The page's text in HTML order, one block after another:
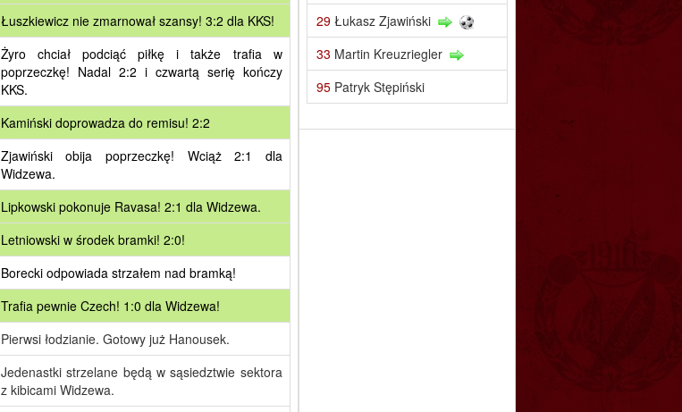
Łuszkiewicz nie zmarnował szansy! 3:2 dla KKS!
Żyro chciał podciąć piłkę i także trafia w
poprzeczkę! Nadal 2:2 i czwartą serię kończy
KKS.
Kamiński doprowadza do remisu! 2:2
Zjawiński obija poprzeczkę! Wciąż 2:1 dla
Widzewa.
Lipkowski pokonuje Ravasa! 2:1 dla Widzewa.
Letniowski w środek bramki! 2:0!
Borecki odpowiada strzałem nad bramką!
Trafia pewnie Czech! 1:0 dla Widzewa!
Pierwsi łodzianie. Gotowy już Hanousek.
Jedenastki strzelane będą w sąsiedztwie sektora
z kibicami Widzewa.
29 Łukasz Zjawiński
33 Martin Kreuzriegler
95 Patryk Stępiński